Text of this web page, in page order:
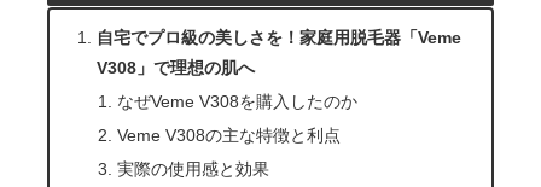
自宅でプロ級の美しさを！家庭用脱毛器「Veme
V308」で理想の肌へ
なぜVeme V308を購入したのか
Veme V308の主な特徴と利点
実際の使用感と効果